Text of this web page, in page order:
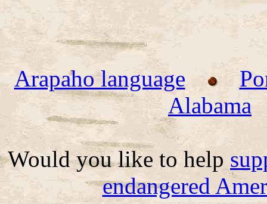
Arapaho language
Alabama
Would you like to help
endangered